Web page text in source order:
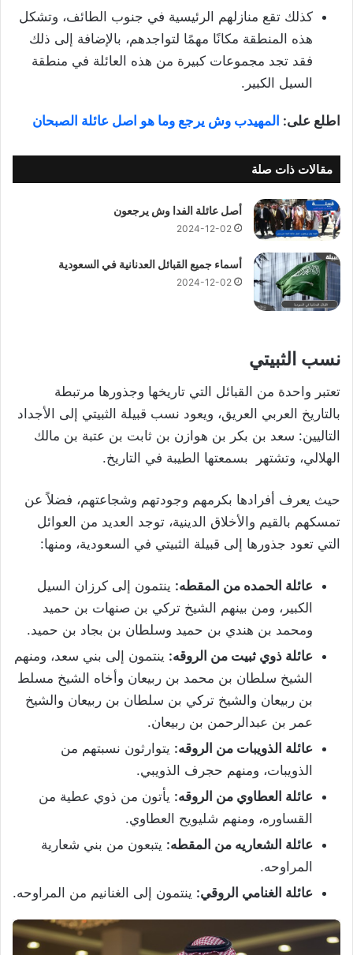
كذلك تقع منازلهم الرئيسية في جنوب الطائف، وتشكل
هذه المنطقة مكانًا مهمًا لتواجدهم، بالإضافة إلى ذلك
فقد تجد مجموعات كبيرة من هذه العائلة في منطقة
السيل الكبير.
اطلع على: المهيدب وش يرجع وما هو اصل عائلة الصبحان
مقالات ذات صلة
أصل عائلة الفدا وش يرجعون
2024-12-02
أسماء جميع القبائل العدنانية في السعودية
2024-12-02
نسب الثبيتي
تعتبر واحدة من القبائل التي تاريخها وجذورها مرتبطة
بالتاريخ العربي العريق، ويعود نسب قبيلة الثبيتي إلى الأجداد
التاليين: سعد بن بكر بن هوازن بن ثابت بن عتبة بن مالك
الهلالي، وتشتهر بسمعتها الطيبة في التاريخ.
حيث يعرف أفرادها بكرمهم وجودتهم وشجاعتهم، فضلاً عن
تمسكهم بالقيم والأخلاق الدينية، توجد العديد من العوائل
التي تعود جذورها إلى قبيلة الثبيتي في السعودية، ومنها:
عائلة الحمده من المقطه: ينتمون إلى كرزان السيل
الكبير، ومن بينهم الشيخ تركي بن صنهات بن حميد
ومحمد بن هندي بن حميد وسلطان بن بجاد بن حميد.
عائلة ذوي ثبيت من الروقه: ينتمون إلى بني سعد، ومنهم
الشيخ سلطان بن محمد بن ربيعان وأخاه الشيخ مسلط
بن ربيعان والشيخ تركي بن سلطان بن ربيعان والشيخ
عمر بن عبدالرحمن بن ربيعان.
عائلة الذويبات من الروقه: يتوارثون نسبتهم من
الذويبات، ومنهم حجرف الذويبي.
عائلة العطاوي من الروقه: يأتون من ذوي عطية من
القساوره، ومنهم شليويح العطاوي.
عائلة الشعاريه من المقطه: يتبعون من بني شعارية
المراوحه.
عائلة الغنامي الروقي: ينتمون إلى الغنانيم من المراوحه.